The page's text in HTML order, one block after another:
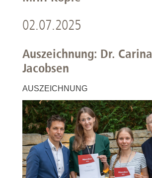
02.07.2025
Auszeichnung: Dr. Carina
Jacobsen
AUSZEICHNUNG